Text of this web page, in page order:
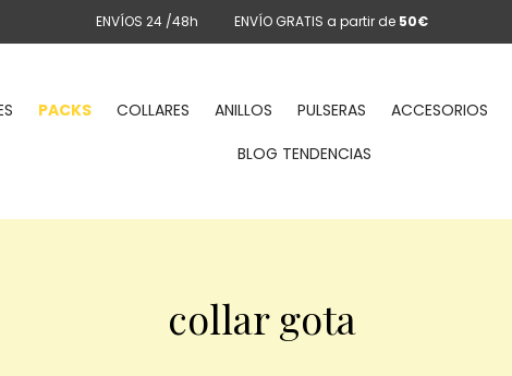
ENVÍOS 24 /48h ENVÍO GRATIS a partir de 50€
PACKS COLLARES ANILLOS PULSERAS ACCESORIOS
BLOG TENDENCIAS
collar gota